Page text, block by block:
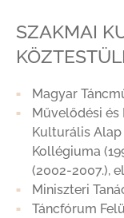
SZAKMAI
Magyar
Művelődési és
Kulturális Alap
Kollégiuma
(2002-2007.),
Miniszteri
Táncfórum